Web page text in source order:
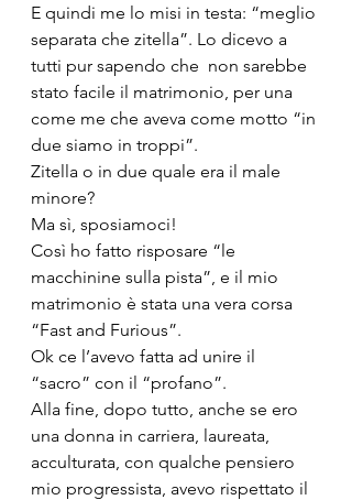
E quindi me lo misi in testa: “meglio
separata che zitella”. Lo dicevo a
tutti pur sapendo che  non sarebbe
stato facile il matrimonio, per una
come me che aveva come motto “in
due siamo in troppi”.
Zitella o in due quale era il male
minore?
Ma sì, sposiamoci!
Così ho fatto risposare “le
macchinine sulla pista”, e il mio
matrimonio è stata una vera corsa
“Fast and Furious”.
Ok ce l’avevo fatta ad unire il
“sacro” con il “profano”.
Alla fine, dopo tutto, anche se ero
una donna in carriera, laureata,
acculturata, con qualche pensiero
mio progressista, avevo rispettato il